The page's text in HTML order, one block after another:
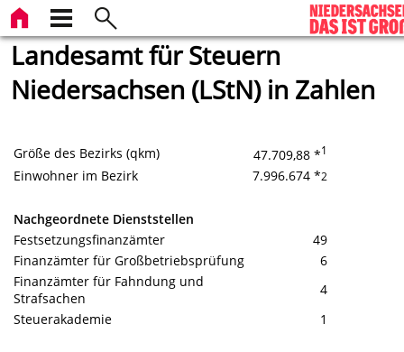
Landesamt für Steuern
Niedersachsen (LStN) in Zahlen
Größe des Bezirks (qkm) 47.709,88 *1
Einwohner im Bezirk 7.996.674 *2
Nachgeordnete Dienststellen
Festsetzungsfinanzämter
49
Finanzämter für Großbetriebsprüfung
6
Finanzämter für Fahndung und
Strafsachen
4
Steuerakademie
1